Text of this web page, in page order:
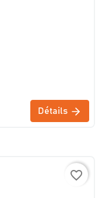
Détails
favorite_border